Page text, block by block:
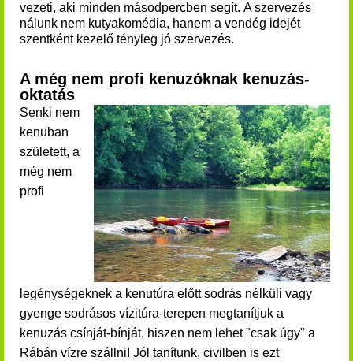
vezeti, aki minden másodpercben segít. A szervezés
nálunk nem kutyakomédia, hanem a vendég idejét
szentként kezelő tényleg jó szervezés.
A még nem profi kenuzóknak kenuzás-
oktatás
Senki nem
kenuban
született, a
még nem
profi
legénységeknek a kenutúra előtt sodrás nélküli vagy
gyenge sodrásos vízitúra-terepen megtanítjuk a
kenuzás csínját-bínját, hiszen nem lehet "csak úgy" a
Rábán vízre szállni! Jól tanítunk, civilben is ezt